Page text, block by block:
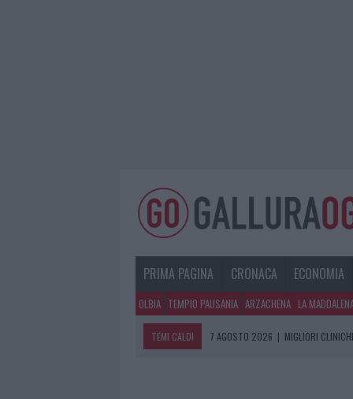
PRIMA PAGINA CRONACA ECONOMIA
OLBIA TEMPIO PAUSANIA ARZACHENA LA
TEMI CALDI 7 AGOSTO 2026 | MIGLIORI